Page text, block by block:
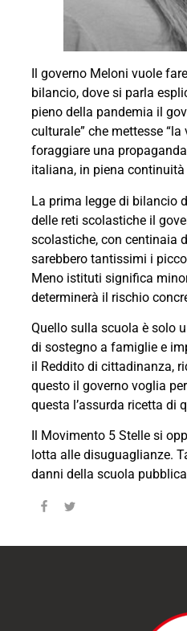
Il governo Meloni vuole
bilancio, dove si parla
pieno della pandemia il
culturale” che mettesse
foraggiare una
italiana, in piena
La prima legge di bilancio
delle reti scolastiche il
scolastiche, con centinaia
sarebbero tantissimi i
Meno istituti significa
determinerà il rischio
Quello sulla scuola è solo
di sostegno a famiglie e
il Reddito di cittadinanza,
questo il governo voglia
questa l’assurda ricetta di
Il Movimento 5 Stelle si
lotta alle disuguaglianze.
danni della scuola